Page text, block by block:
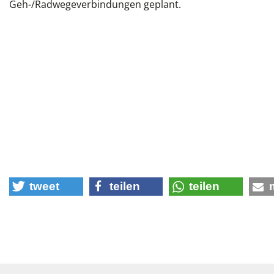
Geh-/Radwegeverbindungen geplant.
tweet teilen teilen